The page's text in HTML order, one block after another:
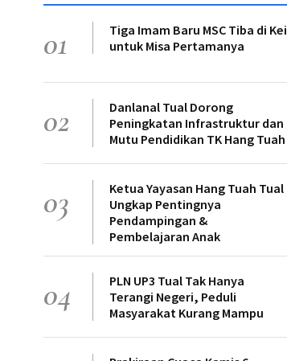
01
Tiga Imam Baru MSC Tiba di Kei
untuk Misa Pertamanya
02
Danlanal Tual Dorong
Peningkatan Infrastruktur dan
Mutu Pendidikan TK Hang Tuah
03
Ketua Yayasan Hang Tuah Tual
Ungkap Pentingnya
Pendampingan &
Pembelajaran Anak
04
PLN UP3 Tual Tak Hanya
Terangi Negeri, Peduli
Masyarakat Kurang Mampu